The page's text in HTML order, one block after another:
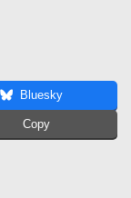
Bluesky
Copy